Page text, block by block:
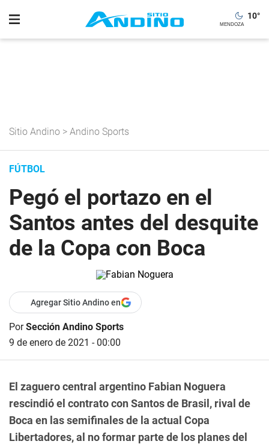
10°
Sitio Andino > Andino Sports
FÚTBOL
Pegó el portazo en el
Santos antes del desquite
de la Copa con Boca
Agregar Sitio Andino en
PorSección Andino Sports
9 de enero de 2021 - 00:00
El zaguero central argentino Fabian Noguera
rescindió el contrato con Santos de Brasil, rival de
Boca en las semifinales de la actual Copa
Libertadores, al no formar parte de los planes del